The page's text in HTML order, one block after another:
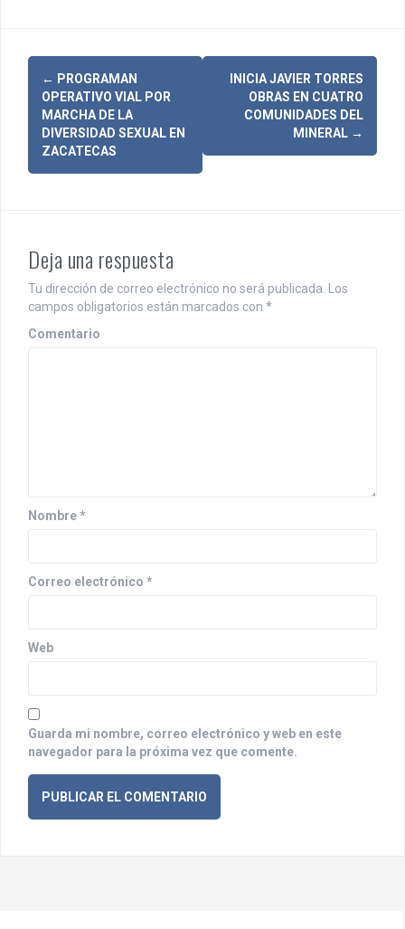
N
e
a
c
i
ó
n
t
r
a
a
← PROGRAMAN
OPERATIVO VIAL POR
MARCHA DE LA
DIVERSIDAD SEXUAL EN
ZACATECAS
INICIA JAVIER TORRES
OBRAS EN CUATRO
COMUNIDADES DEL
MINERAL →
Deja una respuesta
Tu dirección de correo electrónico no será publicada. Los
campos obligatorios están marcados con *
Comentario
Nombre*
Correo electrónico *
Web
Guarda mi nombre, correo electrónico y web en este
navegador para la próxima vez que comente.